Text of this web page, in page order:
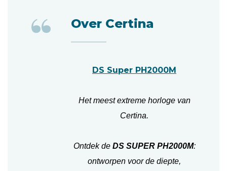
“ Over Certina
DS Super PH2000M
Het meest extreme horloge van
Certina.
Ontdek de DS SUPER PH2000M:
ontworpen voor de diepte,